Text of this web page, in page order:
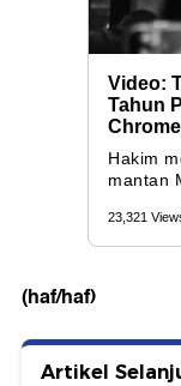
(haf/haf)
Artikel